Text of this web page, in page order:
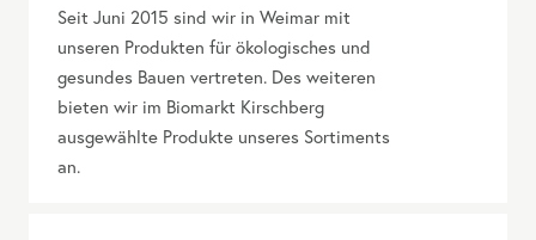
Seit Juni 2015 sind wir in Weimar mit
unseren Produkten für ökologisches und
gesundes Bauen vertreten. Des weiteren
bieten wir im Biomarkt Kirschberg
ausgewählte Produkte unseres Sortiments
an.